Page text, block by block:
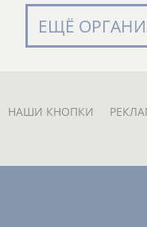
ЕЩЁ
НАШИ КНОПКИ